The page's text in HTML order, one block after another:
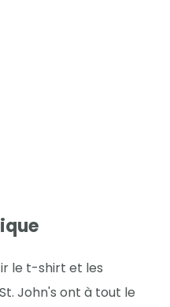
le t-shirt et les
John's ont à tout le